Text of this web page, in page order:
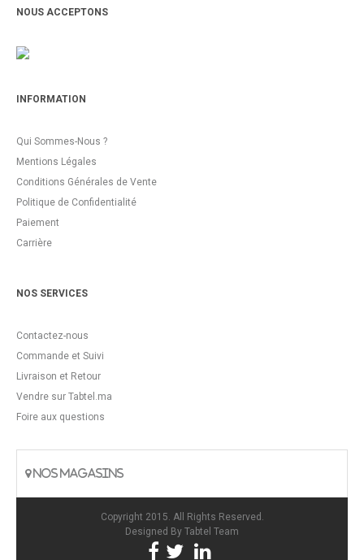
NOUS ACCEPTONS
INFORMATION
Qui Sommes-Nous ?
Mentions Légales
Conditions Générales de Vente
Politique de Confidentialité
Paiement
Carrière
NOS SERVICES
Contactez-nous
Commande et Suivi
Livraison et Retour
Vendre sur Tabtel.ma
Foire aux questions
NOS MAGASINS
Copyright 2015. All Rights Reserved.
Designed By Tabtel Team